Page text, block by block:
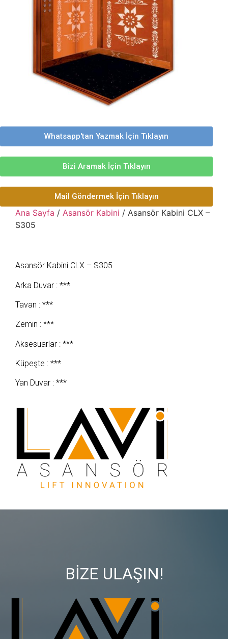
Whatsapp'tan Yazmak İçin Tıklayın
Bizi Aramak İçin Tıklayın
Mail Göndermek İçin Tıklayın
Ana Sayfa / Asansör Kabini / Asansör Kabini CLX –
S305
Asansör Kabini CLX – S305
Arka Duvar : ***
Tavan : ***
Zemin : ***
Aksesuarlar : ***
Küpeşte : ***
Yan Duvar : ***
BİZE ULAŞIN!